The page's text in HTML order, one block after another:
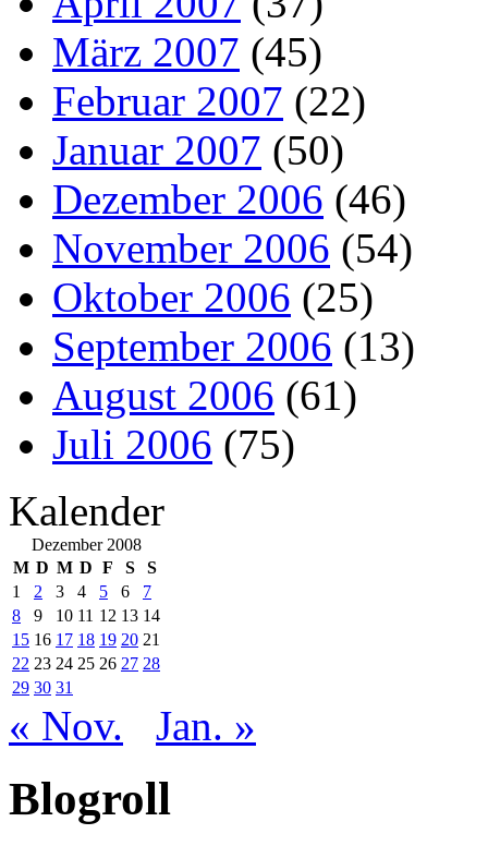
März 2007 (45)
Februar 2007 (22)
Januar 2007 (50)
Dezember 2006 (46)
November 2006 (54)
Oktober 2006 (25)
September 2006 (13)
August 2006 (61)
Juli 2006 (75)
Kalender
Dezember 2008
M D M D F S
S
1
2 3 4 5 6
7
8
9 10 11 12 13 14
15 16 17 18 19 20 21
22 23 24 25 26 27 28
29 30 31
« Nov. Jan. »
Blogroll